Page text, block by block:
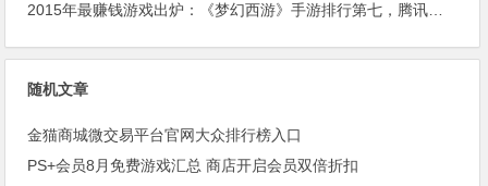
2015年最赚钱游戏出炉：《梦幻西游》手游排行第七，腾讯总收入进前三
随机文章
金猫商城微交易平台官网大众排行榜入口
PS+会员8月免费游戏汇总 商店开启会员双倍折扣